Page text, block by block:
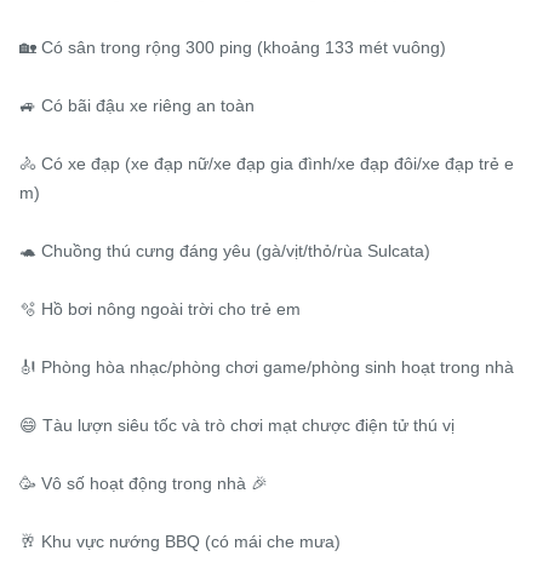
🏡 Có sân trong rộng 300 ping (khoảng 133 mét vuông)
🚙 Có bãi đậu xe riêng an toàn
🚴 Có xe đạp (xe đạp nữ/xe đạp gia đình/xe đạp đôi/xe đạp trẻ e
m)
🐢 Chuồng thú cưng đáng yêu (gà/vịt/thỏ/rùa Sulcata)
🫧 Hồ bơi nông ngoài trời cho trẻ em
🎻 Phòng hòa nhạc/phòng chơi game/phòng sinh hoạt trong nhà
😄 Tàu lượn siêu tốc và trò chơi mạt chược điện tử thú vị
🥳 Vô số hoạt động trong nhà 🎉
🥂 Khu vực nướng BBQ (có mái che mưa)